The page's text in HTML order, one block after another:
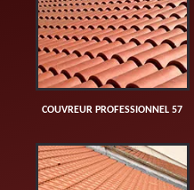
COUVREUR PROFESSIONNEL 57